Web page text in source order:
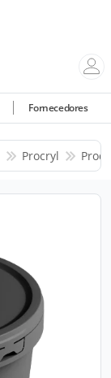
Fornecedores
Procryl